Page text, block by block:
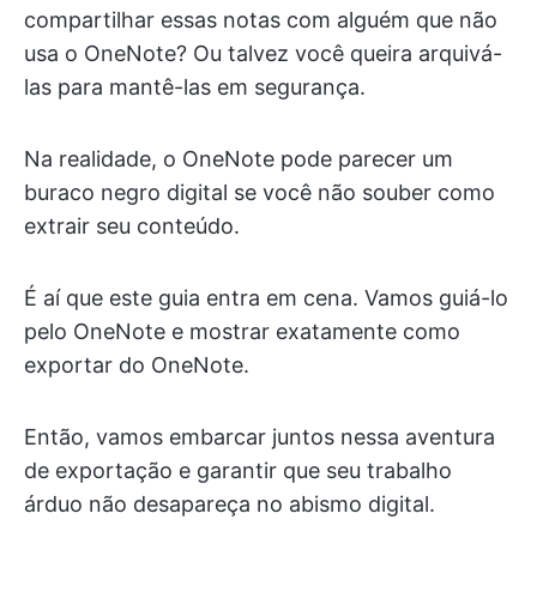
compartilhar essas notas com alguém que não
usa o OneNote? Ou talvez você queira arquivá-
las para mantê-las em segurança.
Na realidade, o OneNote pode parecer um
buraco negro digital se você não souber como
extrair seu conteúdo.
É aí que este guia entra em cena. Vamos guiá-lo
pelo OneNote e mostrar exatamente como
exportar do OneNote.
Então, vamos embarcar juntos nessa aventura
de exportação e garantir que seu trabalho
árduo não desapareça no abismo digital.